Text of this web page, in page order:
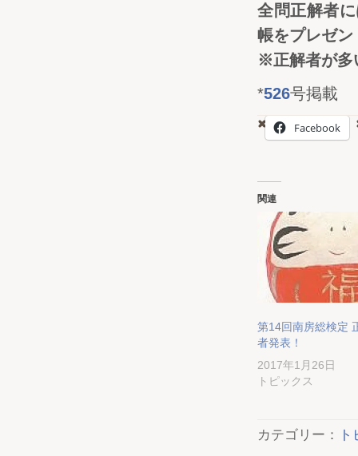
全問正解者
帳をプレゼン
※正解者が
*526号掲載
Facebook
関連
第14回南房総検定
者発表！
2017年1月26日
トピックス
カテゴリー：